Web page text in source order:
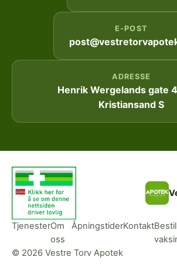
E-POST
ADRESSE
Henrik Wergelands gate
Kristiansand S
TjenesterOm
oss
ÅpningstiderKontakt
© 2026 Vestre Torv Apotek